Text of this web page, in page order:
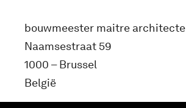
bouwmeester maitre architecte
Naamsestraat 59
1000 – Brussel
België